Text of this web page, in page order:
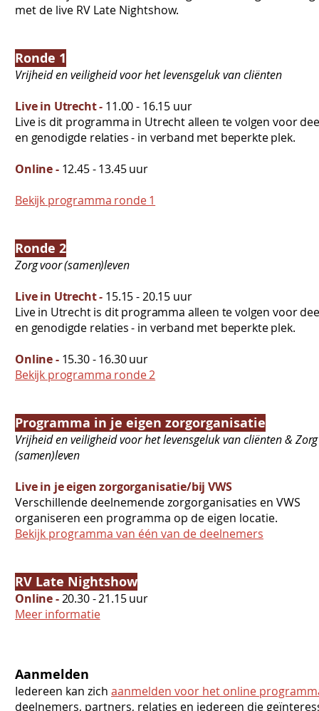
met de live RV Late Nightshow.
Ronde 1
Vrijheid en veiligheid voor het levensgeluk van cliënten
Live in Utrecht- 11.00 - 16.15 uur
Live is dit programma in Utrecht alleen te volgen voor
en genodigde relaties - in verband met beperkte plek.
Online -12.45 - 13.45 uur
Bekijk programma ronde 1
Ronde 2
Zorg voor (samen)leven
Live in Utrecht- 15.15 - 20.15 uur
Live in Utrecht is dit programma alleen te volgen voor
en genodigde relaties - in verband met beperkte plek.
Online -15.30 - 16.30 uur
Bekijk programma ronde 2
Programma in je eigen zorgorganisatie
Vrijheid en veiligheid voor het levensgeluk van cliënten &
(samen)leven
Live in je eigen zorgorganisatie/bij VWS
Verschillende deelnemende zorgorganisaties en VWS
organiseren een programma op de eigen locatie.
Bekijk programma van één van de deelnemers
RV Late Nightshow
Online -20.30 - 21.15 uur
Meer informatie
Aanmelden
Iedereen kan zich aanmelden voor het online
deelnemers, partners, relaties en iedereen die